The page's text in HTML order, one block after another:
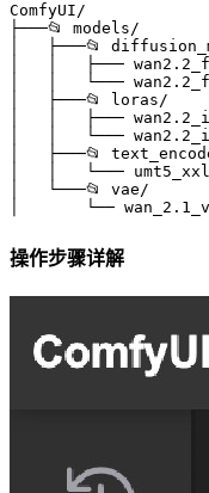
ComfyUI/
├───📂 models/
│   ├───📂
│   │   ├───
│   │   └───
│   ├───📂 loras/
│   │   ├───
│   │   └───
│   ├───📂
│   │   └───
│   └───📂 vae/
│       └──
操作步骤详解